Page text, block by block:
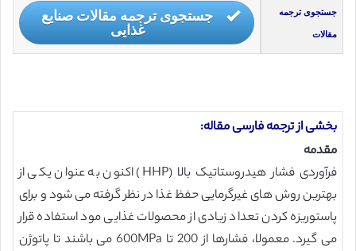
جستجوی ترجمه
مقالات
جستجوی ترجمه مقالات صنایع
غذایی
بخشی از ترجمه فارسی مقاله:
مقدمه
فرآوردی فشار هیدروستاتیک بالا (HHP) اکنون به عنوان یکی از
بهترین روش های غیرگرمایی حفظ غذا در نظر گرفته می شود و برای
پاستوریزه کردن تعداد زیادی از محصولات غذایی مود استفاده قرار
می گیرد. معمولا، فشارها از 200 تا 600MPa می باشند تا پاتوژن